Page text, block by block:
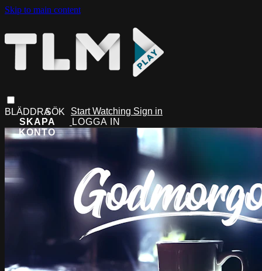
Skip to main content
Start Watching Sign in